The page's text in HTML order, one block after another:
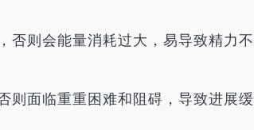
否则会能量消耗过大，易导致精力不
则面临重重困难和阻碍，导致进展缓